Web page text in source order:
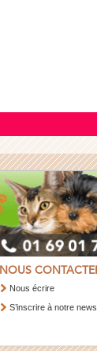
NOUS
Nous écrire
S’inscrire à notre